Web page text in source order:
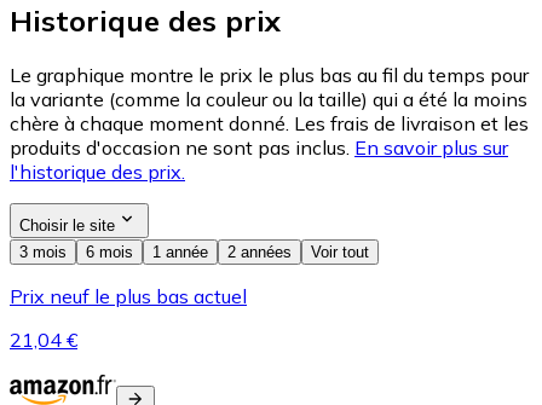
Historique des prix
Le graphique montre le prix le plus bas au fil du temps pour
la variante (comme la couleur ou la taille) qui a été la moins
chère à chaque moment donné. Les frais de livraison et les
produits d'occasion ne sont pas inclus. En savoir plus sur
l'historique des prix.
Choisir le site
3 mois
6 mois 1 année 2 années Voir tout
Prix neuf le plus bas actuel
21,04 €